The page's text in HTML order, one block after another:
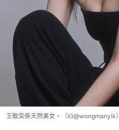
王敏奕係天然美女。（IG@wongmanyik）